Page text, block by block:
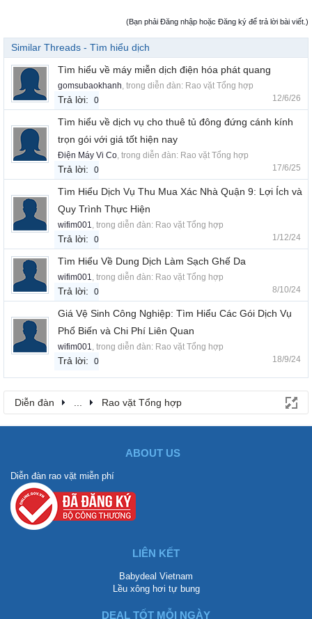
(Bạn phải Đăng nhập hoặc Đăng ký để trả lời bài viết.)
Similar Threads - Tìm hiểu dịch
Tìm hiểu về máy miễn dịch điện hóa phát quang
gomsubaokhanh, trong diễn đàn: Rao vặt Tổng hợp
Trả lời: 0 12/6/26
Tìm hiểu về dịch vụ cho thuê tủ đông đứng cánh kính
trọn gói với giá tốt hiện nay
Điện Máy Vi Co, trong diễn đàn: Rao vặt Tổng hợp
Trả lời: 0 17/6/25
Tìm Hiểu Dịch Vụ Thu Mua Xác Nhà Quận 9: Lợi Ích và
Quy Trình Thực Hiện
wifim001, trong diễn đàn: Rao vặt Tổng hợp
Trả lời: 0 1/12/24
Tìm Hiểu Về Dung Dịch Làm Sạch Ghế Da
wifim001, trong diễn đàn: Rao vặt Tổng hợp
Trả lời: 0 8/10/24
Giá Vệ Sinh Công Nghiệp: Tìm Hiểu Các Gói Dịch Vụ
Phổ Biến và Chi Phí Liên Quan
wifim001, trong diễn đàn: Rao vặt Tổng hợp
Trả lời: 0 18/9/24
Diễn đàn Rao vặt Tổng hợp
ABOUT US
Diễn đàn rao vặt miễn phí
LIÊN KẾT
Babydeal Vietnam
Lều xông hơi tự bung
DEAL TỐT MỖI NGÀY